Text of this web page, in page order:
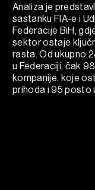
Analiza je
sastanku FIA-e i
Federacije BiH,
sektor ostaje
rasta. Od ukupno
u Federaciji, čak
kompanije, koje
prihoda i 95 posto